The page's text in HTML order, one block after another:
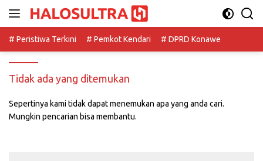
# Peristiwa Terkini
# Pemkot Kendari # DPRD Konawe
Tidak ada yang ditemukan
Sepertinya kami tidak dapat menemukan apa yang anda cari.
Mungkin pencarian bisa membantu.